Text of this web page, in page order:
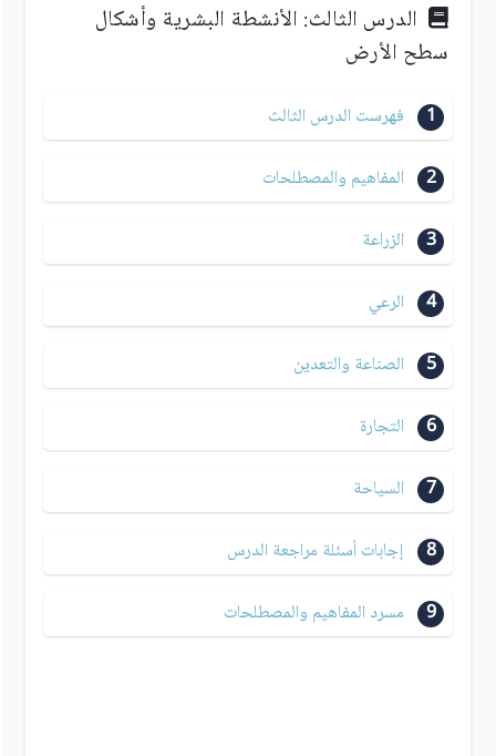
الدرس الثالث: الأنشطة البشرية وأشكال
سطح الأرض
1 فهرست الدرس الثالث
2 المفاهيم والمصطلحات
3 الزراعة
4 الرعي
5 الصناعة والتعدين
6 التجارة
7 السياحة
8 إجابات أسئلة مراجعة الدرس
9 مسرد المفاهيم والمصطلحات